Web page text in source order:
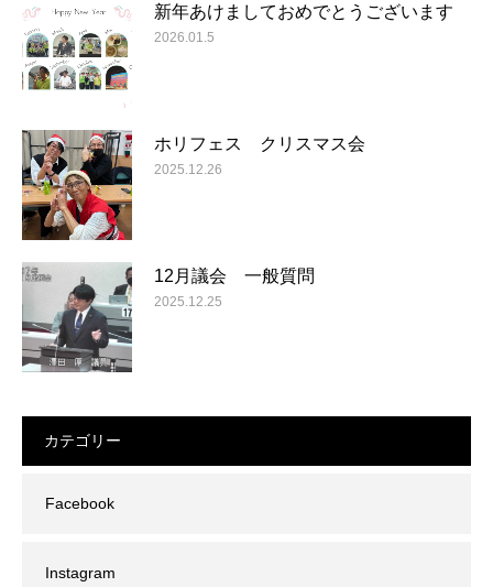
新年あけましておめでとうございます
2026.01.5
ホリフェス クリスマス会
2025.12.26
12月議会 一般質問
2025.12.25
カテゴリー
Facebook
Instagram